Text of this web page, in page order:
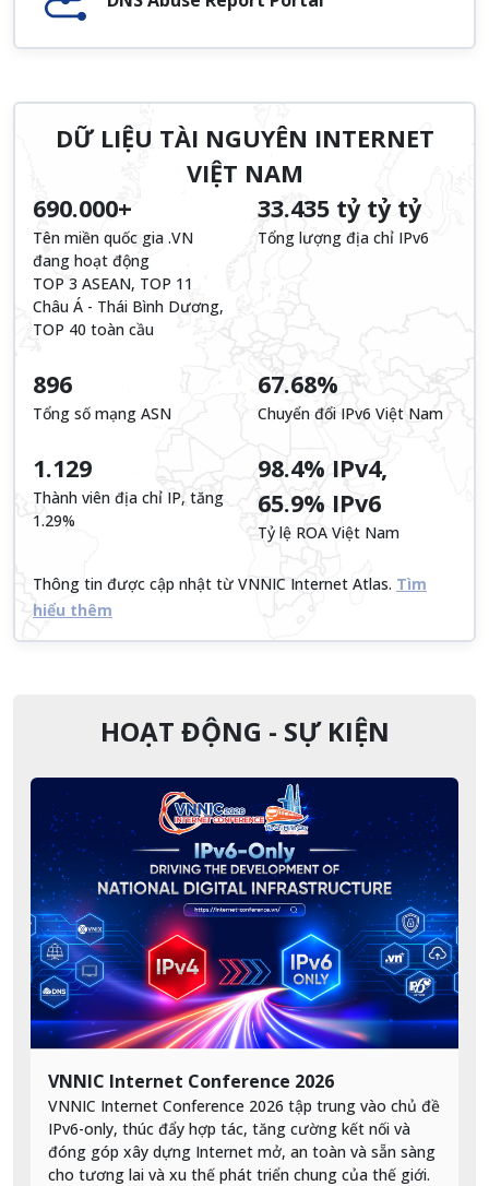
DỮ LIỆU TÀI NGUYÊN INTERNET
VIỆT NAM
690.000+
Tên miền quốc gia .VN
đang hoạt động
TOP 3 ASEAN, TOP 11
Châu Á - Thái Bình Dương,
TOP 40 toàn cầu
33.435 tỷ tỷ tỷ
Tổng lượng địa chỉ IPv6
896
Tổng số mạng ASN
67.68%
Chuyển đổi IPv6 Việt Nam
1.129
Thành viên địa chỉ IP, tăng
1.29%
98.4% IPv4,
65.9% IPv6
Tỷ lệ ROA Việt Nam
Thông tin được cập nhật từ VNNIC Internet Atlas. Tìm
hiểu thêm
HOẠT ĐỘNG - SỰ KIỆN
VNNIC Internet Conference 2026
VNNIC Internet Conference 2026 tập trung vào chủ đề
IPv6-only, thúc đẩy hợp tác, tăng cường kết nối và
đóng góp xây dựng Internet mở, an toàn và sẵn sàng
cho tương lai và xu thế phát triển chung của thế giới.